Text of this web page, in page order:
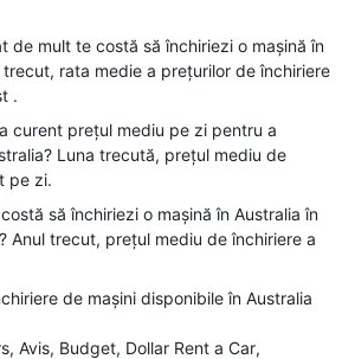
de mult te costă să închiriezi o mașină în
trecut, rata medie a prețurilor de închiriere
.
curent prețul mediu pe zi pentru a
Luna trecută, prețul mediu de
pe zi.
să închiriezi o mașină în Australia în
Anul trecut, prețul mediu de închiriere a
de mașini disponibile în Australia
Avis Budget Dollar Rent a Car